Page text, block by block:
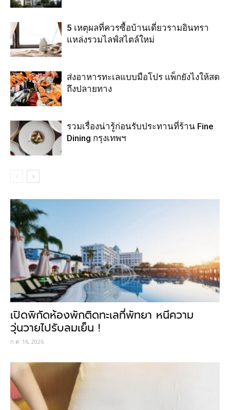
5 เหตุผลที่ควรซื้อบ้านเดี่ยวรามอินทรา
แหล่งรวมไลฟ์สไตล์ใหม่
ส่งอาหารทะเลแบบมือโปร แพ็กยังไงให้สด
ถึงปลายทาง
รวมเรื่องน่ารู้ก่อนรับประทานที่ร้าน Fine
Dining กรุงเทพฯ
เปิดพิกัดห้องพักติดทะเลที่พัทยา หนีความ
วุ่นวายไปรับลมเย็น !
ก.ค. 16, 2026